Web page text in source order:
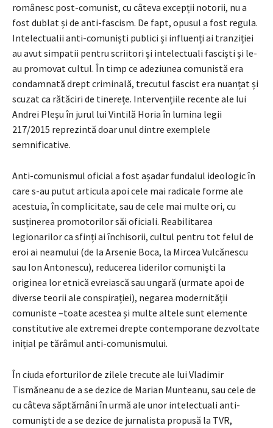
românesc post-comunist, cu câteva excepții notorii, nu a
fost dublat și de anti-fascism. De fapt, opusul a fost regula.
Intelectualii anti-comuniști publici și influenți ai tranziției
au avut simpatii pentru scriitori și intelectuali fasciști și le-
au promovat cultul. În timp ce adeziunea comunistă era
condamnată drept criminală, trecutul fascist era nuanțat și
scuzat ca rătăciri de tinerețe. Intervențiile recente ale lui
Andrei Pleșu în jurul lui Vintilă Horia în lumina legii
217/2015 reprezintă doar unul dintre exemplele
semnificative.
Anti-comunismul oficial a fost așadar fundalul ideologic în
care s-au putut articula apoi cele mai radicale forme ale
acestuia, în complicitate, sau de cele mai multe ori, cu
susținerea promotorilor săi oficiali. Reabilitarea
legionarilor ca sfinți ai închisorii, cultul pentru tot felul de
eroi ai neamului (de la Arsenie Boca, la Mircea Vulcănescu
sau Ion Antonescu), reducerea liderilor comuniști la
originea lor etnică evreiască sau ungară (urmate apoi de
diverse teorii ale conspirației), negarea modernității
comuniste –toate acestea și multe altele sunt elemente
constitutive ale extremei drepte contemporane dezvoltate
inițial pe tărâmul anti-comunismului.
În ciuda eforturilor de zilele trecute ale lui Vladimir
Tismăneanu de a se dezice de Marian Munteanu, sau cele de
cu câteva săptămâni în urmă ale unor intelectuali anti-
comuniști de a se dezice de jurnalista propusă la TVR,